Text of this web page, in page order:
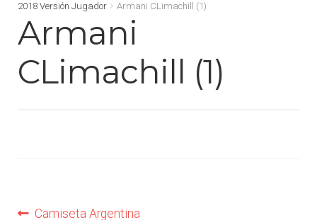
Liga Alemana – Bundesliga
Liga Argentina – AFA
2018 Versión Jugador
Armani CLimachill (1)
Armani
CLimachill (1)
Anterior:
Camiseta Argentina